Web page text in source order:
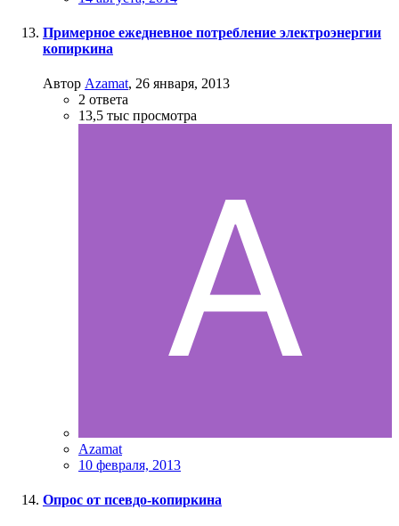
Примерное ежедневное потребление электроэнергии
копиркина
Автор Azamat, 26 января, 2013
2 ответа
13,5 тыс просмотра
Azamat
10 февраля, 2013
Опрос от псевдо-копиркина